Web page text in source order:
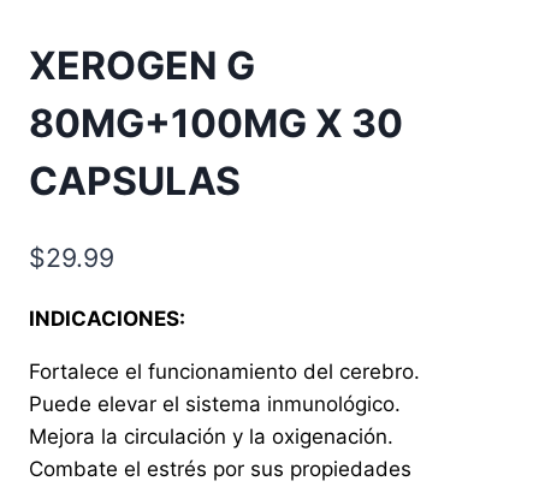
XEROGEN G
80MG+100MG X 30
CAPSULAS
$29.99
INDICACIONES:
Fortalece el funcionamiento del cerebro.
Puede elevar el sistema inmunológico.
Mejora la circulación y la oxigenación.
Combate el estrés por sus propiedades